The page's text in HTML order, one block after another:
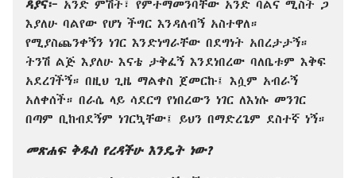
ዳያና፦ አንድ ምሽት፣ የምተማመንባቸው አንድ ባልና ሚስት ጋ
እያለሁ ባልየው የሆነ ችግር እንዳለብኝ አስተዋለ።
የሚያስጨንቀኝን ነገር እንድነግራቸው በደግነት አበረታታኝ።
ትንሽ ልጅ እያለሁ እናቴ ታቅፈኝ እንደነበረው ባለቤቱም እቅፍ
አደረገችኝ። በዚህ ጊዜ ማልቀስ ጀመርኩ፤ እሷም አብራኝ
አለቀሰች። በራሴ ላይ ሳደርግ የነበረውን ነገር ለእነሱ መንገር
በጣም ቢከብደኝም ነገርኳቸው፤ ይህን በማድረጌም ደስተኛ ነኝ።
መጽሐፍ ቅዱስ የረዳችሁ እንዴት ነው?